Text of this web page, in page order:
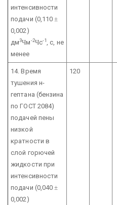
интенсивности
подачи (0,110±
0,002)
дм3Чм-2Чс-1 , с, не
менее
14. Время
тушения н-
гептана (бензина
по ГОСТ 2084)
подачей пены
низкой
кратности в
слой горючей
жидкости при
интенсивности
подачи (0,040±
0,002)
120